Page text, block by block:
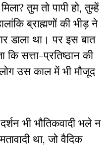
तुम तो पापी हो, तुम्हें
ब्राह्मणों की भीड़ ने
डाला था। पर इस बात
सत्ता-प्रतिष्ठान की
उस काल में भी मौजूद
भी भौतिकवादी भले न
था, जो वैदिक